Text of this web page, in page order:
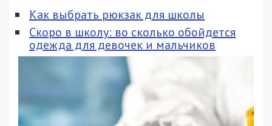
Как выбрать рюкзак для школы
Скоро в школу: во сколько обойдется
одежда для девочек и мальчиков